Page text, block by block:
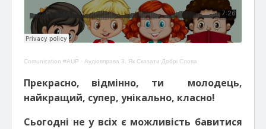
Comunication #AUP · Аудіовправа 3. Як Сказати Добрі Слова
Прекрасно, відмінно, ти молодець,
найкращий, супер, унікально, класно!
Сьогодні не у всіх є можливість бавитися